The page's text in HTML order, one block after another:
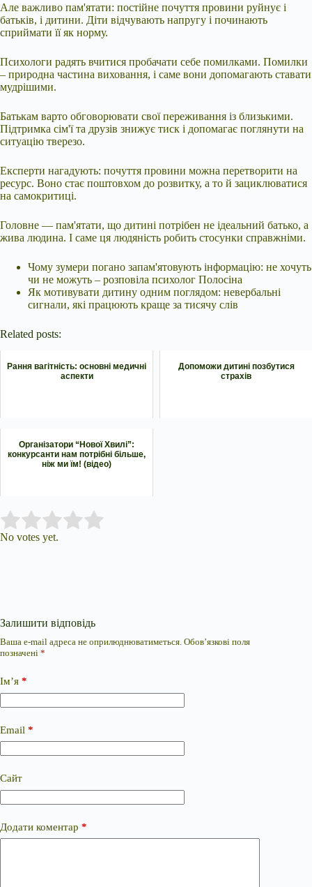
Але важливо пам'ятати: постійне почуття провини руйнує і
батьків, і дитини. Діти відчувають напругу і починають
сприймати її як норму.
Психологи радять вчитися пробачати себе помилками. Помилки
– природна частина виховання, і саме вони допомагають ставати
мудрішими.
Батькам варто обговорювати свої переживання із близькими.
Підтримка сім'ї та друзів знижує тиск і допомагає поглянути на
ситуацію тверезо.
Експерти нагадують: почуття провини можна перетворити на
ресурс. Воно стає поштовхом до розвитку, а то й зациклюватися
на самокритиці.
Головне — пам'ятати, що дитині потрібен не ідеальний батько, а
жива людина. І саме ця людяність робить стосунки справжніми.
Чому зумери погано запам'ятовують інформацію: не хочуть
чи не можуть – розповіла психолог Полосіна
Як мотивувати дитину одним поглядом: невербальні
сигнали, які працюють краще за тисячу слів
Related posts:
Рання вагітність: основні медичні
аспекти
Допоможи дитині позбутися
страхів
Організатори “Нової Хвилі”:
конкурсанти нам потрібні більше,
ніж ми їм! (відео)
Rate this item:
No votes yet.
Залишити відповідь
Ваша e-mail адреса не оприлюднюватиметься. Обов’язкові поля
позначені *
Ім’я *
Email *
Сайт
Додати коментар *